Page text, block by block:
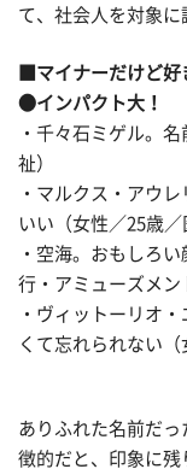
て、社会人を対象に
■マイナーだけど好
●インパクト大！
・千々石ミゲル。
祉）
・マルクス・アウ
いい（女性／25歳／
・空海。おもしろ
行・アミューズメン
・ヴィットーリオ
くて忘れられない（
ありふれた名前だ
徴的だと、印象に残